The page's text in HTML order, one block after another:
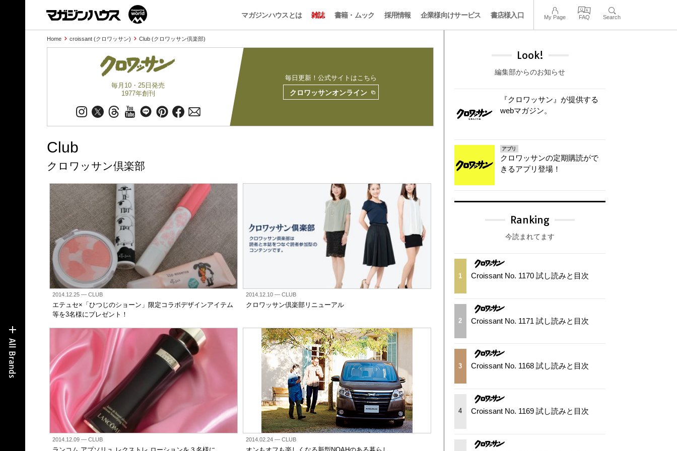
マガジンハウスとは 雑誌 書籍・ムック 採用情報 企業様向けサービス 書店様入口 My Page FAQ Search
Home croissant (クロワッサン) Club (クロワッサン倶楽部)
毎月10・25日発売
1977年創刊
毎日更新！公式サイトはこちら
クロワッサンオンライン
Club
クロワッサン倶楽部
2014.12.25 — CLUB
エテュセ×「ひつじのショーン」限定コラボデザインアイテム
等を3名様にプレゼント！
2014.12.10 — CLUB
クロワッサン倶楽部リニューアル
2014.12.09 — CLUB 2014.02.24 — CLUB
Look!
編集部からのお知らせ
『クロワッサン』が提供する
webマガジン。
アプリ
クロワッサンの定期購読がで
きるアプリ登場！
Ranking
今読まれてます
1 Croissant No. 1170 試し読みと目次
2 Croissant No. 1171 試し読みと目次
3 Croissant No. 1168 試し読みと目次
4 Croissant No. 1169 試し読みと目次